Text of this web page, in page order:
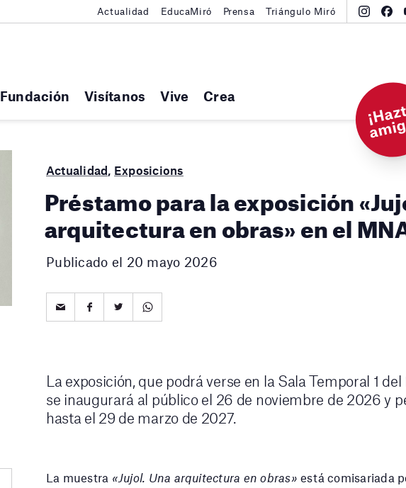
Fundación Visítanos Vive Crea
Actualidad EducaMiró Prensa Triángulo Miró
Actualidad, Exposicions
Préstamo para la exposición
arquitectura en obras» en el
Publicado el 20 mayo 2026
La exposición, que podrá verse en la Sala Temporal 1
se inaugurará al público el 26 de noviembre de 2026 y
hasta el 29 de marzo de 2027.
La muestra «Jujol. Una arquitectura en obras» está comisariada